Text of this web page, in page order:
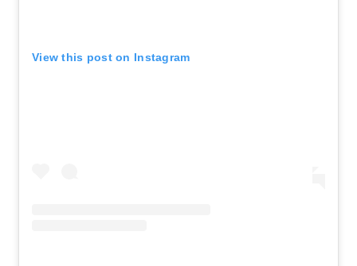
View this post on Instagram